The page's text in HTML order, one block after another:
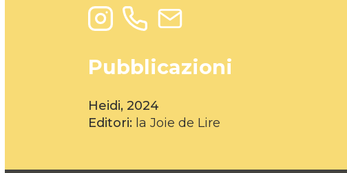
Pubblicazioni
Heidi, 2024
Editori: la Joie de Lire